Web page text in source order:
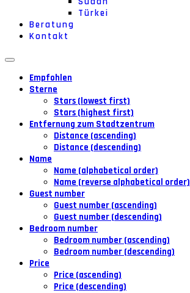
Türkei
Beratung
Kontakt
Empfohlen
Sterne
Stars (lowest first)
Stars (highest first)
Entfernung zum Stadtzentrum
Distance (ascending)
Distance (descending)
Name
Name (alphabetical order)
Name (reverse alphabetical order)
Guest number
Guest number (ascending)
Guest number (descending)
Bedroom number
Bedroom number (ascending)
Bedroom number (descending)
Price
Price (ascending)
Price (descending)